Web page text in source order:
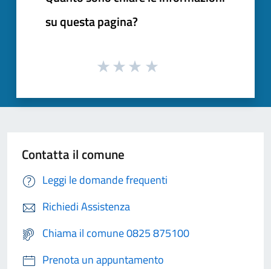
su questa pagina?
Contatta il comune
Leggi le domande frequenti
Richiedi Assistenza
Chiama il comune 0825 875100
Prenota un appuntamento